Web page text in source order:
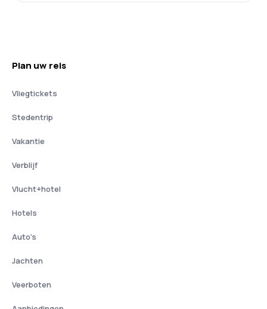
Plan uw reis
Vliegtickets
Stedentrip
Vakantie
Verblijf
Vlucht+hotel
Hotels
Auto's
Jachten
Veerboten